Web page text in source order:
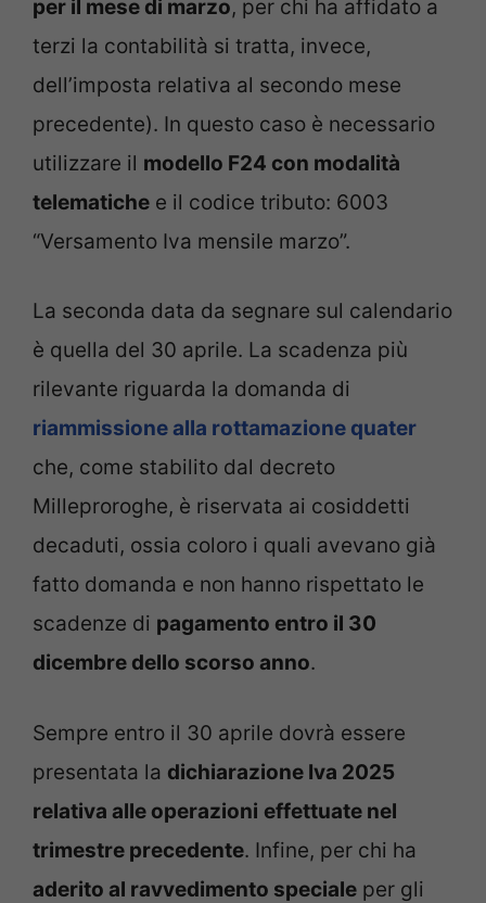
per il mese di marzo, per chi ha affidato a
terzi la contabilità si tratta, invece,
dell’imposta relativa al secondo mese
precedente). In questo caso è necessario
utilizzare il modello F24 con modalità
telematiche e il codice tributo: 6003
“Versamento Iva mensile marzo”.
La seconda data da segnare sul calendario
è quella del 30 aprile. La scadenza più
rilevante riguarda la domanda di
riammissione alla rottamazione quater
che, come stabilito dal decreto
Milleproroghe, è riservata ai cosiddetti
decaduti, ossia coloro i quali avevano già
fatto domanda e non hanno rispettato le
scadenze di pagamento entro il 30
dicembre dello scorso anno.
Sempre entro il 30 aprile dovrà essere
presentata la dichiarazione Iva 2025
relativa alle operazioni effettuate nel
trimestre precedente. Infine, per chi ha
aderito al ravvedimento speciale per gli